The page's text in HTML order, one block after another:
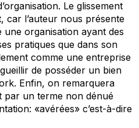
Le glissement
car l’auteur nous présente
une organisation ayant des
pratiques que dans son
comme une entreprise
de posséder un bien
Enfin, on remarquera
par un terme non dénué
«avérées» c’est-à-dire